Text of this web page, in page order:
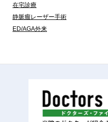
在宅診療
静脈瘤レーザー手術
ED/AGA外来